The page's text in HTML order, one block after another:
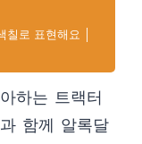
로 표현해요 │
하는 트랙터
함께 알록달